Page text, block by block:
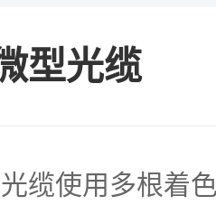
型光缆
缆使用多根着